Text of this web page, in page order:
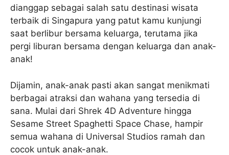
dianggap sebagai salah satu destinasi wisata
terbaik di Singapura yang patut kamu kunjungi
saat berlibur bersama keluarga, terutama jika
pergi liburan bersama dengan keluarga dan anak-
anak!
Dijamin, anak-anak pasti akan sangat menikmati
berbagai atraksi dan wahana yang tersedia di
sana. Mulai dari Shrek 4D Adventure hingga
Sesame Street Spaghetti Space Chase, hampir
semua wahana di Universal Studios ramah dan
cocok untuk anak-anak.